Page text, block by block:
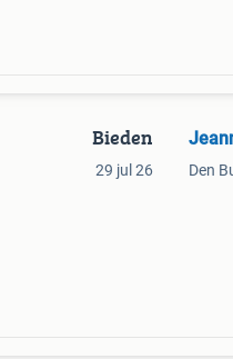
Bieden
29 jul 26 Den